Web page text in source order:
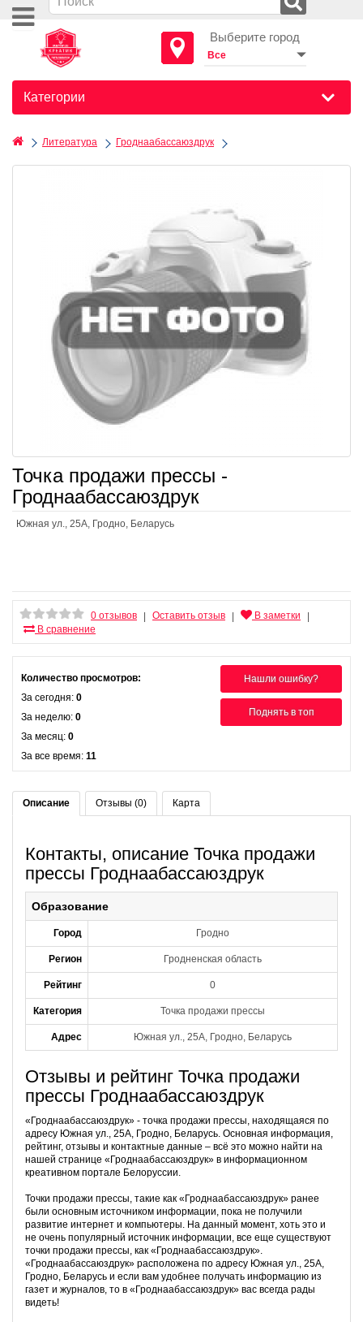
Выберите город
Категории
Литература Гроднаабассаюздрук
Точка продажи прессы -
Гроднаабассаюздрук
Южная ул., 25А, Гродно, Беларусь
0 отзывов Оставить отзыв В заметки
В сравнение
Нашли ошибку?
Поднять в топ
Количество просмотров:
За сегодня: 0
За неделю: 0
За месяц: 0
За все время: 11
Описание Отзывы (0) Карта
Контакты, описание Точка продажи
прессы Гроднаабассаюздрук
Образование
Город Гродно
Регион Гродненская область
Рейтинг 0
Категория Точка продажи прессы
Адрес Южная ул., 25А, Гродно, Беларусь
Отзывы и рейтинг Точка продажи
прессы Гроднаабассаюздрук
«Гроднаабассаюздрук» - точка продажи прессы, находящаяся по
адресу Южная ул., 25А, Гродно, Беларусь. Основная информация,
рейтинг, отзывы и контактные данные – всё это можно найти на
нашей странице «Гроднаабассаюздрук» в информационном
креативном портале Белоруссии.
Точки продажи прессы, такие как «Гроднаабассаюздрук» ранее
были основным источником информации, пока не получили
развитие интернет и компьютеры. На данный момент, хоть это и
не очень популярный источник информации, все еще существуют
точки продажи прессы, как «Гроднаабассаюздрук».
«Гроднаабассаюздрук» расположена по адресу Южная ул., 25А,
Гродно, Беларусь и если вам удобнее получать информацию из
газет и журналов, то в «Гроднаабассаюздрук» вас всегда рады
видеть!